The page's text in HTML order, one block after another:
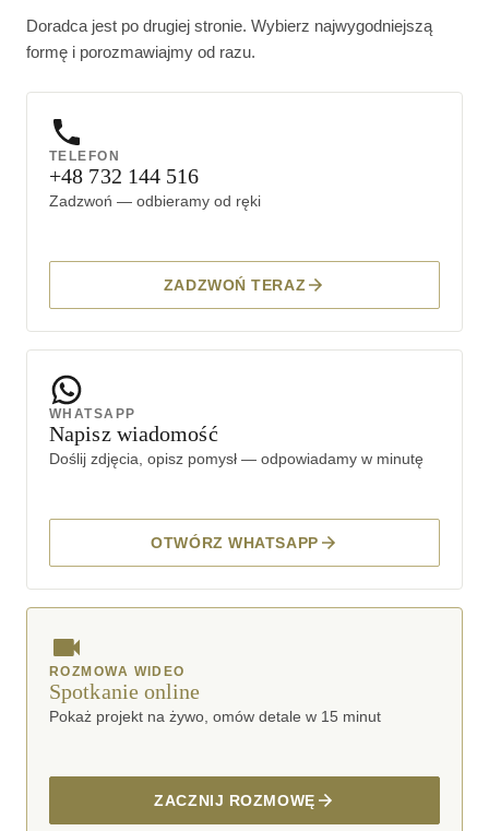
Doradca jest po drugiej stronie. Wybierz najwygodniejszą
formę i porozmawiajmy od razu.
TELEFON
+48 732 144 516
Zadzwoń — odbieramy od ręki
ZADZWOŃ TERAZ
WHATSAPP
Napisz wiadomość
Doślij zdjęcia, opisz pomysł — odpowiadamy w minutę
OTWÓRZ WHATSAPP
ROZMOWA WIDEO
Spotkanie online
Pokaż projekt na żywo, omów detale w 15 minut
ZACZNIJ ROZMOWĘ